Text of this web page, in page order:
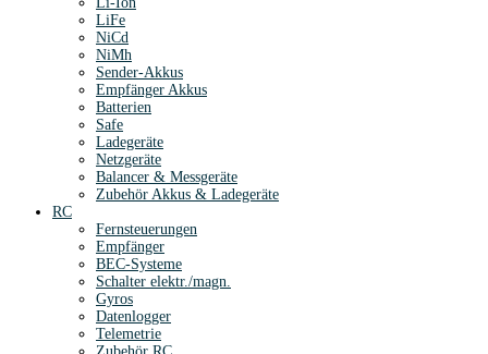
LiFe
NiCd
NiMh
Sender-Akkus
Empfänger Akkus
Batterien
Safe
Ladegeräte
Netzgeräte
Balancer & Messgeräte
Zubehör Akkus & Ladegeräte
RC
Fernsteuerungen
Empfänger
BEC-Systeme
Schalter elektr./magn.
Gyros
Datenlogger
Telemetrie